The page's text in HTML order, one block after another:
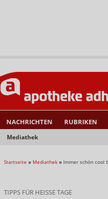
NACHRICHTEN RUBRIKEN
Mediathek
Startseite » Mediathek » Immer schön cool
TIPPS FÜR HEISSE TAGE